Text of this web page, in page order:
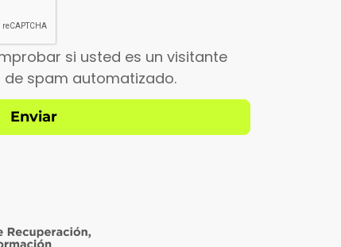
si usted es un visitante
de spam automatizado.